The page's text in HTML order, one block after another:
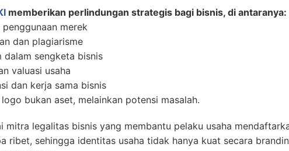
memberikan perlindungan strategis bagi bisnis, di antaranya:
merek
dan plagiarisme
dalam sengketa bisnis
valuasi usaha
dan kerja sama bisnis
bukan aset, melainkan potensi masalah.
mitra legalitas bisnis yang membantu pelaku usaha
ribet, sehingga identitas usaha tidak hanya kuat secara